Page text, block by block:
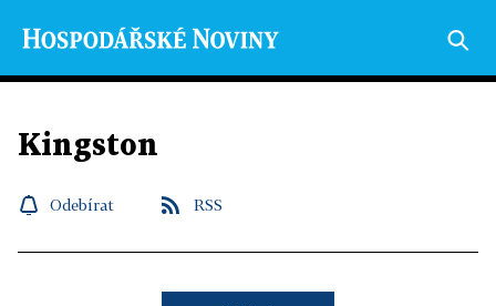
Kingston
Odebírat RSS